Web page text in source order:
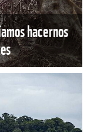
hacernos